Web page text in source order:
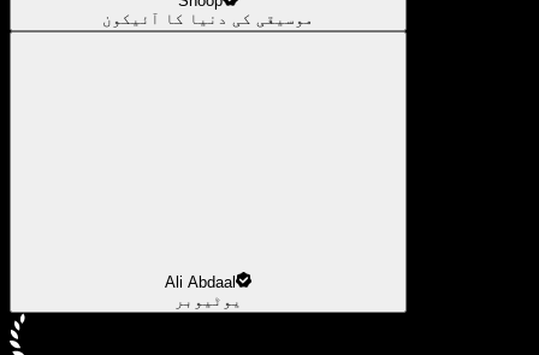
موسیقی کی دنیا کا آئیکون
Ali Abdaal
یوٹیوبر